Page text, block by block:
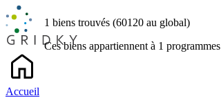
Accueil
1 biens trouvés (60120 au global)
Ces biens appartiennent à 1 programmes